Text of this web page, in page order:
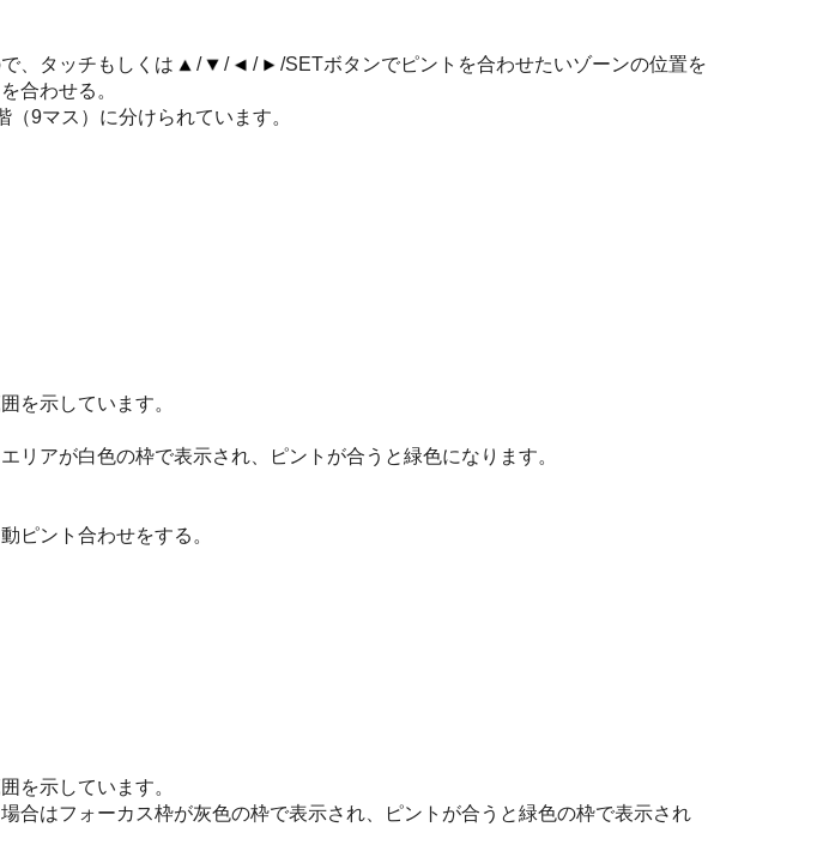
、タッチもしくは
/ / /
/SETボタンでピントを合わせたいゾーンの位置を
合わせる。
9マス）に分けられています。
を示しています。
リアが白色の枠で表示され、ピントが合うと緑色になります。
ピント合わせをする。
を示しています。
合はフォーカス枠が灰色の枠で表示され、ピントが合うと緑色の枠で表示され